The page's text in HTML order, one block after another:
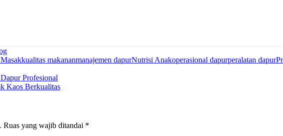
kualitas makananmanajemen dapurNutrisi Anakoperasional dapurperalatan dapur
Profesional
Kaos Berkualitas
Ruas yang wajib ditandai *